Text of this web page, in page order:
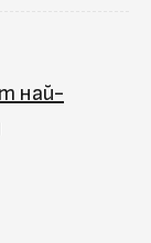
най-